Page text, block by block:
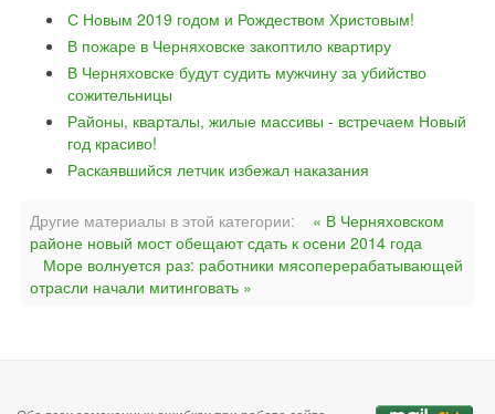
С Новым 2019 годом и Рождеством Христовым!
В пожаре в Черняховске закоптило квартиру
В Черняховске будут судить мужчину за убийство
сожительницы
Районы, кварталы, жилые массивы - встречаем Новый
год красиво!
Раскаявшийся летчик избежал наказания
Другие материалы в этой категории:
« В Черняховском
районе новый мост обещают сдать к осени 2014 года
Море волнуется раз: работники мясоперерабатывающей
отрасли начали митинговать »